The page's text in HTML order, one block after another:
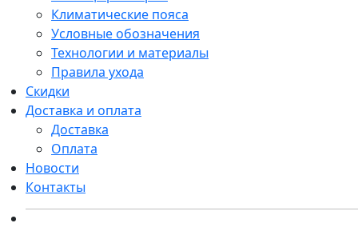
Климатические пояса
Условные обозначения
Технологии и материалы
Правила ухода
Скидки
Доставка и оплата
Доставка
Оплата
Новости
Контакты